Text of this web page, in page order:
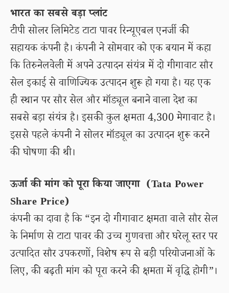
भारत का सबसे बड़ा प्लांट
टीपी सोलर लिमिटेड टाटा पावर रिन्यूएबल एनर्जी की
सहायक कंपनी है। कंपनी ने सोमवार को एक बयान में कहा
कि तिरुनेलवेली में अपने उत्पादन संयंत्र में दो गीगावाट सौर
सेल इकाई से वाणिज्यिक उत्पादन शुरू हो गया है। यह एक
ही स्थान पर सौर सेल और मॉड्यूल बनाने वाला देश का
सबसे बड़ा संयंत्र है। इसकी कुल क्षमता 4,300 मेगावाट है।
इससे पहले कंपनी ने सोलर मॉड्यूल का उत्पादन शुरू करने
की घोषणा की थी।
ऊर्जा की मांग को पूरा किया जाएगा (Tata Power
Share Price)
कंपनी का दावा है कि “इन दो गीगावाट क्षमता वाले सौर सेल
के निर्माण से टाटा पावर की उच्च गुणवत्ता और घरेलू स्तर पर
उत्पादित सौर उपकरणों, विशेष रूप से बड़ी परियोजनाओं के
लिए, की बढ़ती मांग को पूरा करने की क्षमता में वृद्धि होगी”।